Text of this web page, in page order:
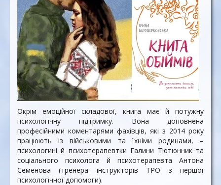
Окрім емоційної складової, книга має й потужну
психологічну підтримку. Вона доповнена
професійними коментарями фахівців, які з 2014 року
працюють із військовими та їхніми родинами, –
психологині й психотерапевтки Галини Тютюнник та
соціального психолога й психотерапевта Антона
Семенова (тренера інструкторів ТРО з першої
психологічної допомоги).